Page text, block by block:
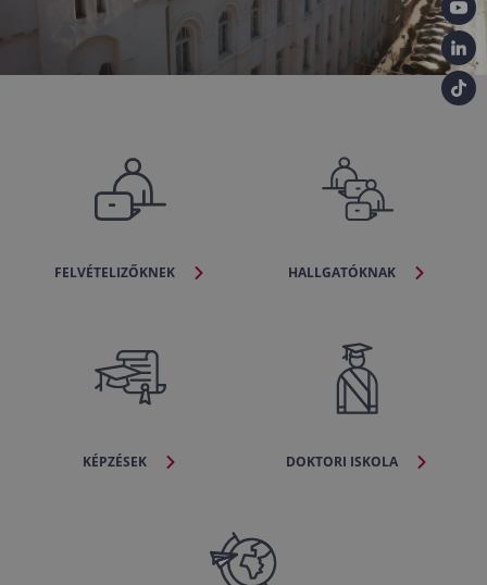
FELVÉTELIZŐKNEK HALLGATÓKNAK
KÉPZÉSEK DOKTORI ISKOLA